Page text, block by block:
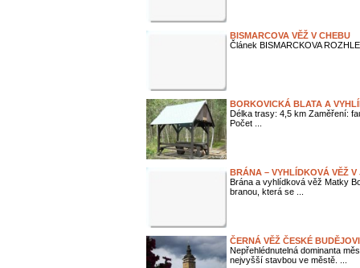
BISMARCOVA VĚŽ V CHEBU
Článek BISMARCKOVA
BORKOVICKÁ BLATA A
Délka trasy: 4,5 km Zaměření:
Počet ...
BRÁNA – VYHLÍDKOVÁ VĚŽ V
Brána a vyhlídková věž Matky
branou, která se ...
ČERNÁ VĚŽ ČESKÉ
Nepřehlédnutelná dominanta
nejvyšší stavbou ve městě. ...